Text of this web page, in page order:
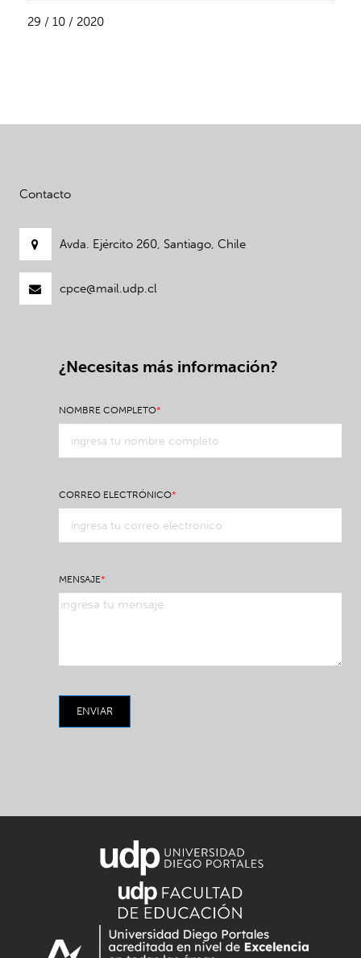
29 / 10 / 2020
Contacto
Avda. Ejército 260, Santiago, Chile
cpce@mail.udp.cl
¿Necesitas más información?
NOMBRE COMPLETO*
CORREO ELECTRÓNICO*
MENSAJE*
ENVIAR